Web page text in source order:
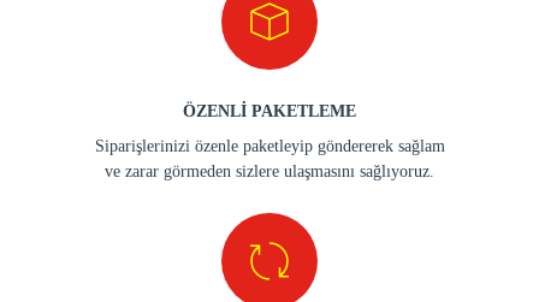
ÖZENLİ PAKETLEME
Siparişlerinizi özenle paketleyip göndererek sağlam
ve zarar görmeden sizlere ulaşmasını sağlıyoruz.